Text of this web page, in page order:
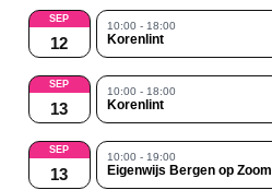
SEP
12
10:00 - 18:00
Korenlint
SEP
13
10:00 - 18:00
Korenlint
SEP
13
10:00 - 19:00
Eigenwijs Bergen op Zoom